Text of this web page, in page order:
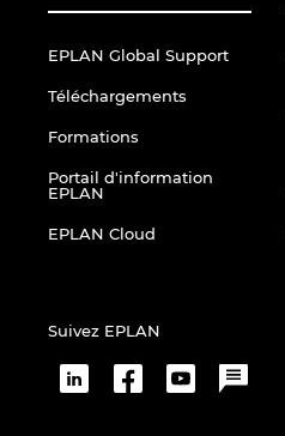
EPLAN Global Support
Téléchargements
Formations
Portail d'information
EPLAN
EPLAN Cloud
Suivez EPLAN